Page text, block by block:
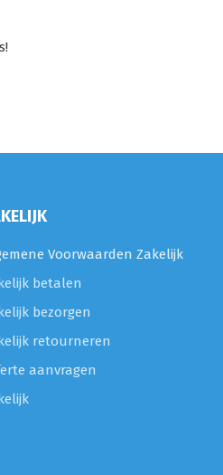
Voorwaarden Zakelijk
betalen
bezorgen
retourneren
aanvragen